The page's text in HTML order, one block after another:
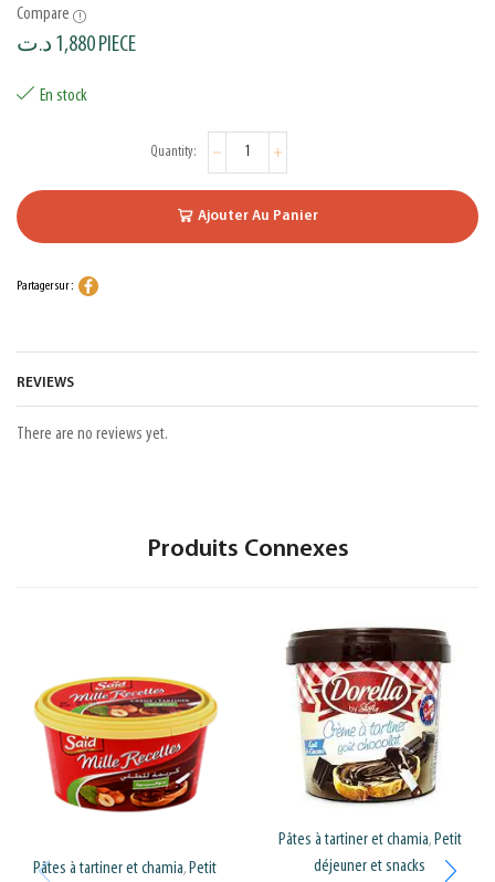
Compare
1,880د.ت PIECE
En stock
Ajouter Au Panier
Partager sur :
REVIEWS
There are no reviews yet.
Produits Connexes
Pâtes à tartiner et chamia, Petit
Pâtes à tartiner et chamia, Petit
déjeuner et snacks